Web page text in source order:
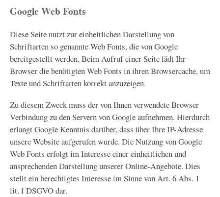
Google Web Fonts
Diese Seite nutzt zur einheitlichen Darstellung von
Schriftarten so genannte Web Fonts, die von Google
bereitgestellt werden. Beim Aufruf einer Seite lädt Ihr
Browser die benötigten Web Fonts in ihren Browsercache, um
Texte und Schriftarten korrekt anzuzeigen.
Zu diesem Zweck muss der von Ihnen verwendete Browser
Verbindung zu den Servern von Google aufnehmen. Hierdurch
erlangt Google Kenntnis darüber, dass über Ihre IP-Adresse
unsere Website aufgerufen wurde. Die Nutzung von Google
Web Fonts erfolgt im Interesse einer einheitlichen und
ansprechenden Darstellung unserer Online-Angebote. Dies
stellt ein berechtigtes Interesse im Sinne von Art. 6 Abs. 1
lit. f DSGVO dar.